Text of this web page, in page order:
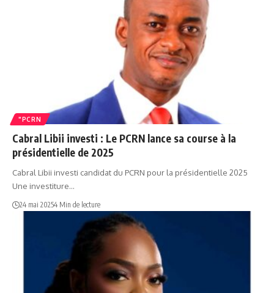
"PCRN
Cabral Libii investi : Le PCRN lance sa course à la
présidentielle de 2025
Cabral Libii investi candidat du PCRN pour la présidentielle 2025
Une investiture…
24 mai 20254 Min de lecture